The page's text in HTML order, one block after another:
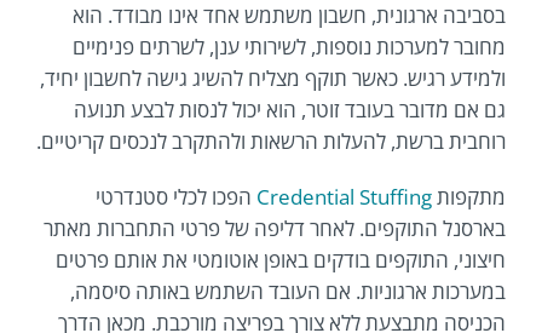
בסביבה ארגונית, חשבון משתמש אחד אינו מבודד. הוא
מחובר למערכות נוספות, לשירותי ענן, לשרתים פנימיים
ולמידע רגיש. כאשר תוקף מצליח להשיג גישה לחשבון יחיד,
גם אם מדובר בעובד זוטר, הוא יכול לנסות לבצע תנועה
רוחבית ברשת, להעלות הרשאות ולהתקרב לנכסים קריטיים.
מתקפותCredential Stuffing הפכו לכלי סטנדרטי
בארסנל התוקפים. לאחר דליפה של פרטי התחברות מאתר
חיצוני, התוקפים בודקים באופן אוטומטי את אותם פרטים
במערכות ארגוניות. אם העובד השתמש באותה סיסמה,
הכניסה מתבצעת ללא צורך בפריצה מורכבת. מכאן הדרך